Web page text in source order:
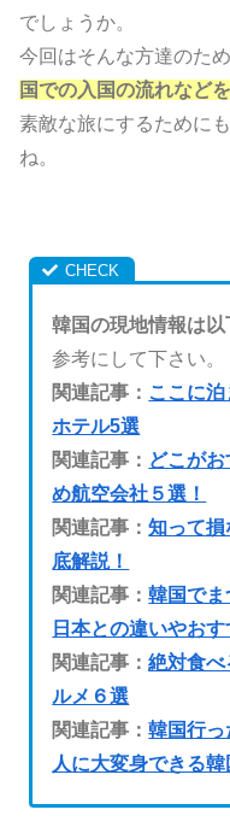
でしょうか。
今回はそんな方達のため
国での入国の流れなど
素敵な旅にするために
ね。
韓国の現地情報は
参考にして下さい。
関連記事： ここに
ホテル5選
関連記事： どこが
め航空会社５選！
関連記事：知って
底解説！
関連記事：韓国でま
日本との違いやお
関連記事：絶対食
ルメ６選
関連記事：韓国行
人に大変身できる